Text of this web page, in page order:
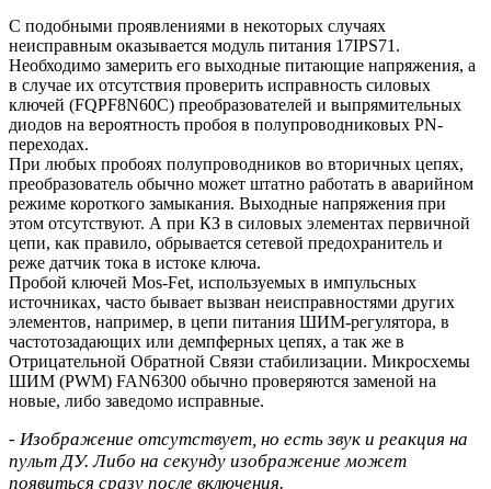
С подобными проявлениями в некоторых случаях
неисправным оказывается модуль питания 17IPS71.
Необходимо замерить его выходные питающие напряжения, а
в случае их отсутствия проверить исправность силовых
ключей (FQPF8N60C) преобразователей и выпрямительных
диодов на вероятность пробоя в полупроводниковых PN-
переходах.
При любых пробоях полупроводников во вторичных цепях,
преобразователь обычно может штатно работать в аварийном
режиме короткого замыкания. Выходные напряжения при
этом отсутствуют. А при КЗ в силовых элементах первичной
цепи, как правило, обрывается сетевой предохранитель и
реже датчик тока в истоке ключа.
Пробой ключей Mos-Fet, используемых в импульсных
источниках, часто бывает вызван неисправностями других
элементов, например, в цепи питания ШИМ-регулятора, в
частотозадающих или демпферных цепях, а так же в
Отрицательной Обратной Связи стабилизации. Микросхемы
ШИМ (PWM) FAN6300 обычно проверяются заменой на
новые, либо заведомо исправные.
- Изображение отсутствует, но есть звук и реакция на
пульт ДУ. Либо на секунду изображение может
появиться сразу после включения.